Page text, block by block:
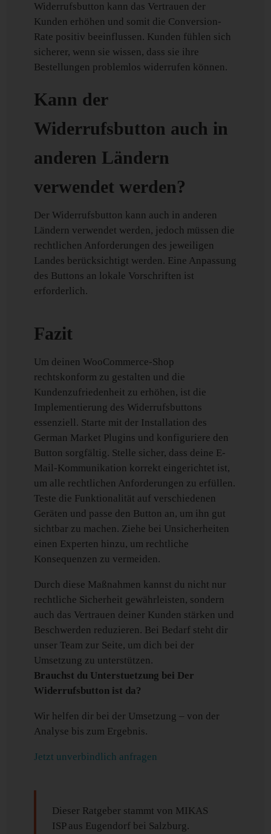
Widerrufsbutton kann das Vertrauen der
Kunden erhöhen und somit die Conversion-
Rate positiv beeinflussen. Kunden fühlen sich
sicherer, wenn sie wissen, dass sie ihre
Bestellungen problemlos widerrufen können.
Kann der
Widerrufsbutton auch in
anderen Ländern
verwendet werden?
Der Widerrufsbutton kann auch in anderen
Ländern verwendet werden, jedoch müssen die
rechtlichen Anforderungen des jeweiligen
Landes berücksichtigt werden. Eine Anpassung
des Buttons an lokale Vorschriften ist
erforderlich.
Fazit
Um deinen WooCommerce-Shop
rechtskonform zu gestalten und die
Kundenzufriedenheit zu erhöhen, ist die
Implementierung des Widerrufsbuttons
essenziell. Starte mit der Installation des
German Market Plugins und konfiguriere den
Button sorgfältig. Stelle sicher, dass deine E-
Mail-Kommunikation korrekt eingerichtet ist,
um alle rechtlichen Anforderungen zu erfüllen.
Teste die Funktionalität auf verschiedenen
Geräten und passe den Button an, um ihn gut
sichtbar zu machen. Ziehe bei Unsicherheiten
einen Experten hinzu, um rechtliche
Konsequenzen zu vermeiden.
Durch diese Maßnahmen kannst du nicht nur
rechtliche Sicherheit gewährleisten, sondern
auch das Vertrauen deiner Kunden stärken und
Beschwerden reduzieren. Bei Bedarf steht dir
unser Team zur Seite, um dich bei der
Umsetzung zu unterstützen.
Brauchst du Unterstuetzung bei Der
Widerrufsbutton ist da?
Wir helfen dir bei der Umsetzung – von der
Analyse bis zum Ergebnis.
Jetzt unverbindlich anfragen
Dieser Ratgeber stammt von MIKAS
ISP aus Eugendorf bei Salzburg.